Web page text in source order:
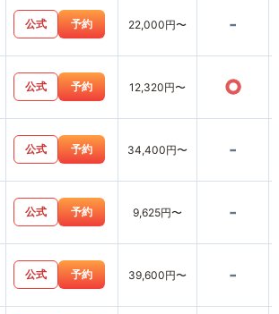
公式 予約 22,000円〜 -
公式 予約 12,320円〜 ○
公式 予約 34,400円〜 -
公式 予約 9,625円〜 -
公式 予約 39,600円〜 -